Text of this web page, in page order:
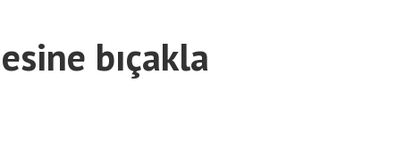
bıçakla